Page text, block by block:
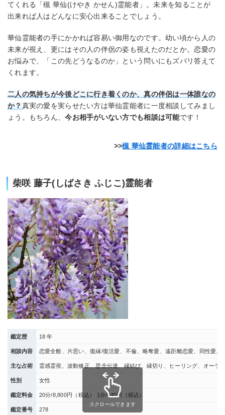
てくれる「槻 華仙(けやき かせん)霊能者」。未来を知ることが
出来れば人はどんなに安心出来ることでしょう。
華仙霊能者の手にかかれば容易い御用なのです。幼い頃から人の
未来が視え、更にはその人の伴侶の姿も視えたのだとか。恋愛の
お悩みで、「この先どうなるのか」という問いにもズバリ答えて
くれます。
二人の気持ちが今後どこに行き着くのか、真の伴侶は一体誰なの
か？ 真実の愛を実らせたい方は華仙霊能者に一度相談してみまし
ょう。もちろん、今お相手がいない方でも相談は可能です！
槻 華仙霊能者の詳細はこちら
柴咲 藤子(しばさき ふじこ)霊能者
鑑定歴 18 年
相談内容 恋愛全般、片思い、復縁/復活愛、不倫、略奪愛、遠距離恋愛、同性愛
主な占術 霊感霊視、波動修正、思念伝達、縁結び、縁切り、ヒーリング、オーラ
性別 女性
鑑定料金 20分/8,800円（税込） 1分/440円（税込）
鑑定番号 278
スクロールできます